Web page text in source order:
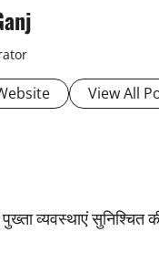
View All
व्यवस्थाएं सुनिश्चित